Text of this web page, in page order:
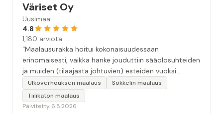
Väriset Oy
Uusimaa
4.8
1,180 arviota
“Maalausurakka hoitui kokonaisuudessaan
erinomaisesti, vaikka hanke jouduttiin sääolosuhteiden
ja muiden (tilaajasta johtuvien) esteiden vuoksi
keskeyttämään n. 3 viikoksi. Maalaistulos on oikein
hyvä, yhteydenpito erinomaista, jälkityöt tehtiin
huolellisesti. Suosittelen. Erityiskiitos itse maalareille:
Ulkoverhouksen maalaus
Sokkelin maalaus
Tiilikaton maalaus
Päivitetty 6.8.2026